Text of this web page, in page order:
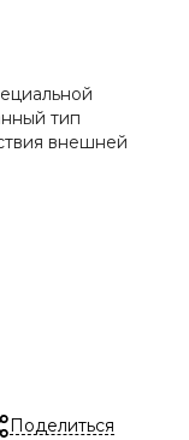
тип
внешней
Поделиться